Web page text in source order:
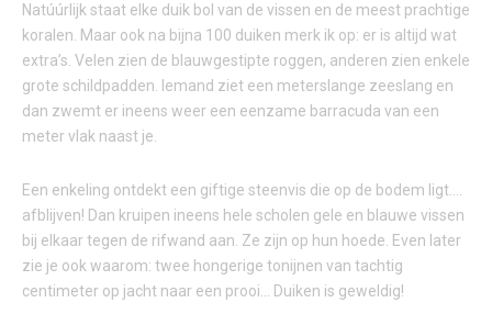
Natúúrlijk staat elke duik bol van de vissen en de meest prachtige
koralen. Maar ook na bijna 100 duiken merk ik op: er is altijd wat
extra’s. Velen zien de blauwgestipte roggen, anderen zien enkele
grote schildpadden. Iemand ziet een meterslange zeeslang en
dan zwemt er ineens weer een eenzame barracuda van een
meter vlak naast je.
Een enkeling ontdekt een giftige steenvis die op de bodem ligt….
afblijven! Dan kruipen ineens hele scholen gele en blauwe vissen
bij elkaar tegen de rifwand aan. Ze zijn op hun hoede. Even later
zie je ook waarom: twee hongerige tonijnen van tachtig
centimeter op jacht naar een prooi… Duiken is geweldig!